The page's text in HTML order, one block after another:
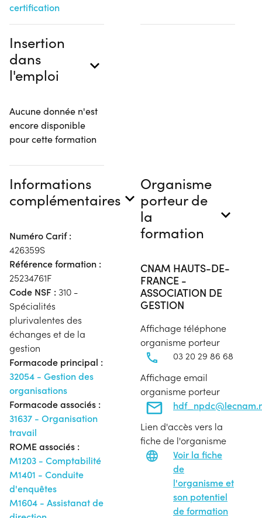
certification
Insertion
dans
l'emploi
Aucune donnée n'est
encore disponible
pour cette formation
Informations
complémentaires
Numéro Carif :
426359S
Référence formation :
25234761F
Code NSF : 310 -
Spécialités
plurivalentes des
échanges et de la
gestion
Formacode principal :
32054 - Gestion des
organisations
Formacode associés :
31637 - Organisation
travail
ROME associés :
M1203 - Comptabilité
M1401 - Conduite
d'enquêtes
M1604 - Assistanat de
Organisme
porteur de
la
formation
CNAM HAUTS-DE-
FRANCE -
ASSOCIATION DE
GESTION
Affichage téléphone
organisme porteur
03 20 29 86 68
Affichage email
organisme porteur
Lien d'accès vers la
fiche de l'organisme
Voir la fiche
de
l'organisme et
son potentiel
de formation